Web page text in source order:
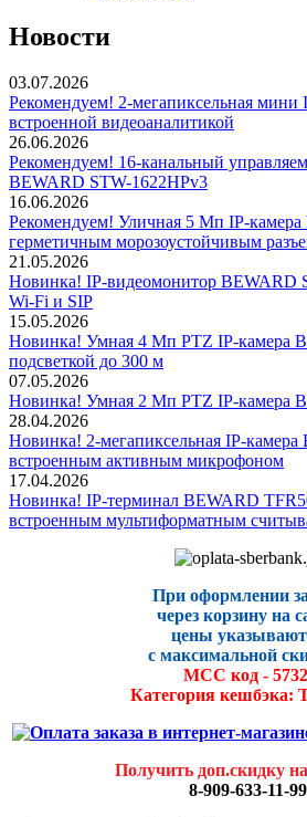
Новости
03.07.2026
Рекомендуем! 2-мегапиксельная мини
встроенной видеоаналитикой
26.06.2026
Рекомендуем! 16-канальный
BEWARD STW-1622HPv3
16.06.2026
Рекомендуем! Уличная 5 Мп IP-
герметичным морозоустойчивым
21.05.2026
Новинка! IP-видеомонитор BEWARD
Wi-Fi и SIP
15.05.2026
Новинка! Умная 4 Мп PTZ IP-камера
подсветкой до 300 м
07.05.2026
Новинка! Умная 2 Мп PTZ IP-камера
28.04.2026
Новинка! 2-мегапиксельная IP-
встроенным активным микрофоном
17.04.2026
Новинка! IP-терминал BEWARD
встроенным мультиформатным
При оформлении
через корзину на
цены
с максимальной
МСС код - 5732
Категория кешбэка:
Получить доп.скидку
8-909-633-11-99